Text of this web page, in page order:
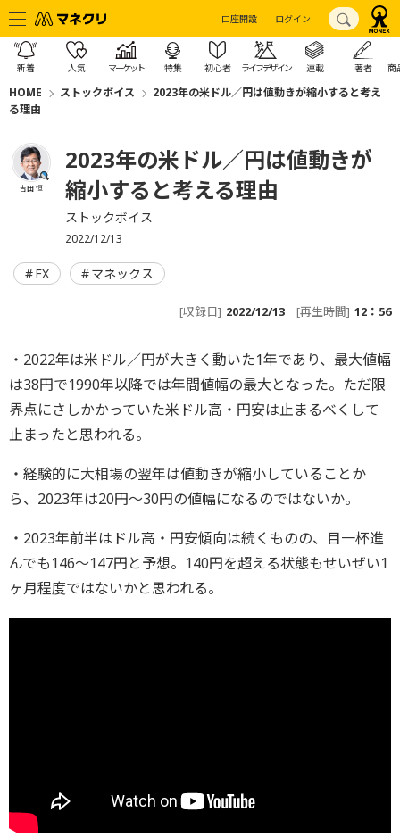
口座開設 ログイン
新着 人気 マーケット 特集 初心者 ライフデザイン 連載 著者 商
HOME ストックボイス
2023年の米ドル／円は値動きが縮小すると考え
る理由
吉田 恒
2023年の米ドル／円は値動きが
縮小すると考える理由
ストックボイス
2022/12/13
FX マネックス
[収録日] 2022/12/13 [再生時間] 12：56
・2022年は米ドル／円が大きく動いた1年であり、最大値幅
は38円で1990年以降では年間値幅の最大となった。ただ限
界点にさしかかっていた米ドル高・円安は止まるべくして
止まったと思われる。
・経験的に大相場の翌年は値動きが縮小していることか
ら、2023年は20円～30円の値幅になるのではないか。
・2023年前半はドル高・円安傾向は続くものの、目一杯進
んでも146～147円と予想。140円を超える状態もせいぜい1
ヶ月程度ではないかと思われる。